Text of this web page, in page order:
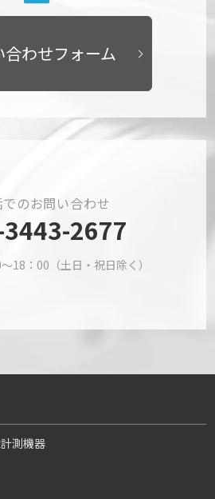
合わせフォーム
のお問い合わせ
2677
18：00（土日・祝日除く）
測機器